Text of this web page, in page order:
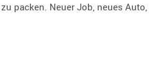
packen. Neuer Job, neues Auto,